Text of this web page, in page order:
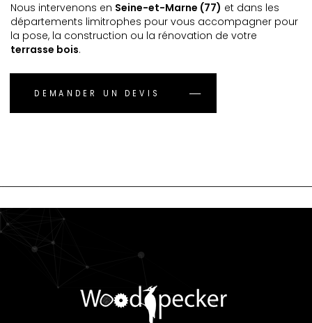
Nous intervenons en Seine-et-Marne (77) et dans les
départements limitrophes pour vous accompagner pour
la pose, la construction ou la rénovation de votre
terrasse bois.
DEMANDER UN DEVIS